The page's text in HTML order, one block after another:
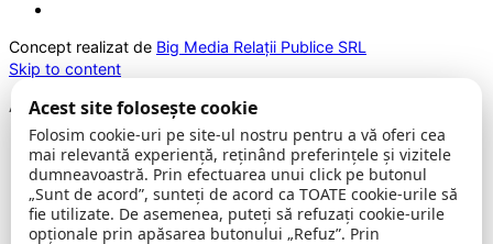
Concept realizat de Big Media Relații Publice SRL
Skip to content
Accessibility Tools
Increase Text
Decrease Text
Grayscale
High Contrast
Negative Contrast
Acest site folosește cookie
Folosim cookie-uri pe site-ul nostru pentru a vă oferi cea
mai relevantă experiență, reținând preferințele și vizitele
dumneavoastră. Prin efectuarea unui click pe butonul
„Sunt de acord”, sunteți de acord ca TOATE cookie-urile să
fie utilizate. De asemenea, puteți să refuzați cookie-urile
opționale prin apăsarea butonului „Refuz”. Prin